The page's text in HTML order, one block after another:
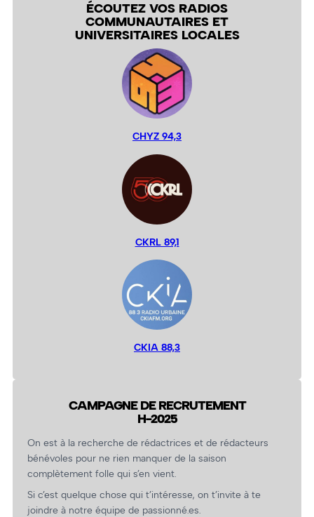
ÉCOUTEZ VOS RADIOS
COMMUNAUTAIRES ET
UNIVERSITAIRES LOCALES
CHYZ 94,3
CKRL 89,1
CKIA 88,3
CAMPAGNE DE RECRUTEMENT
H-2025
On est à la recherche de rédactrices et de rédacteurs
bénévoles pour ne rien manquer de la saison
complètement folle qui s’en vient.
Si c’est quelque chose qui t’intéresse, on t’invite à te
joindre à notre équipe de passionné.es.